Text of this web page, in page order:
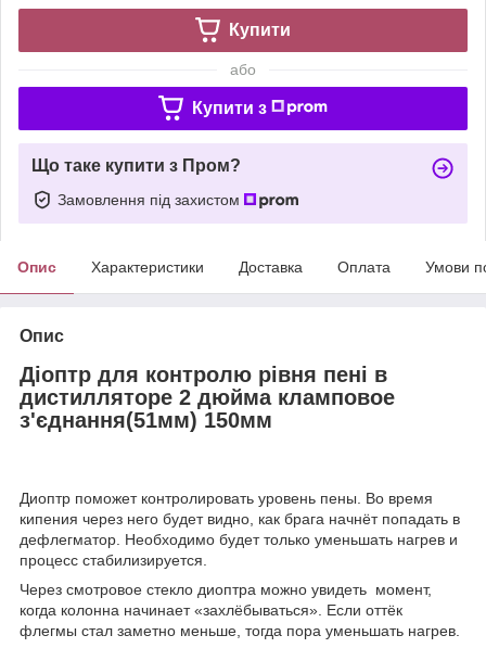
Купити
або
Купити з
Що таке купити з Пром?
Замовлення під захистом
Опис Характеристики Доставка Оплата Умови
Опис
Діоптр для контролю рівня пені в
дистилляторе 2 дюйма кламповое
з'єднання(51мм) 150мм
Диоптр поможет контролировать уровень пены. Во время
кипения через него будет видно, как брага начнёт попадать в
дефлегматор. Необходимо будет только уменьшать нагрев и
процесс стабилизируется.
Через смотровое стекло диоптра можно увидеть момент,
когда колонна начинает «захлёбываться». Если оттёк
флегмы стал заметно меньше, тогда пора уменьшать нагрев.